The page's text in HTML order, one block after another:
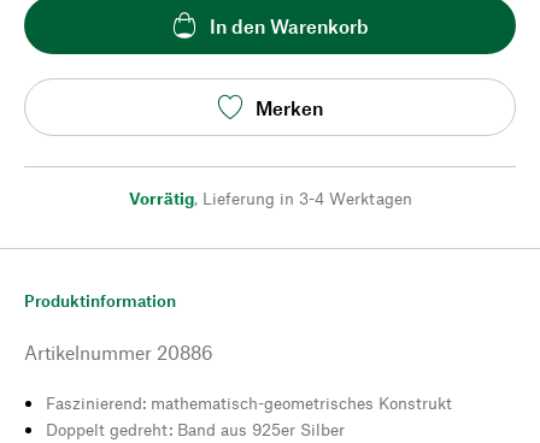
In den Warenkorb
Merken
Vorrätig, Lieferung in 3-4 Werktagen
Produktinformation
Artikelnummer 20886
Faszinierend: mathematisch-geometrisches Konstrukt
Doppelt gedreht: Band aus 925er Silber